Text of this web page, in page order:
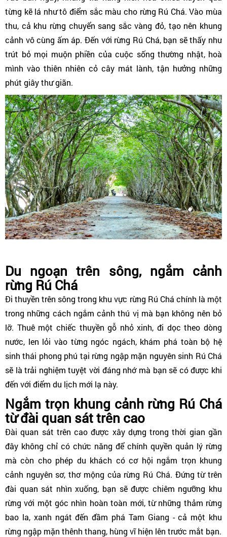
từng kẽ lá như tô điểm sắc màu cho rừng Rú Chá. Vào mùa
thu, cả khu rừng chuyển sang sắc vàng đỏ, tạo nên khung
cảnh vô cùng ấm áp. Đến với rừng Rú Chá, bạn sẽ thấy như
trút bỏ mọi muộn phiền của cuộc sống thường nhật, hoà
mình vào thiên nhiên cỏ cây mát lành, tận hưởng những
phút giây thư giãn.
Du ngoạn trên sông, ngắm cảnh
rừng Rú Chá
Đi thuyền trên sông trong khu vực rừng Rú Chá chính là một
trong những cách ngắm cảnh thú vị mà bạn không nên bỏ
lỡ. Thuê một chiếc thuyền gỗ nhỏ xinh, đi dọc theo dòng
nước, len lỏi vào từng ngóc ngách, khám phá toàn bộ hệ
sinh thái phong phú tại rừng ngập mặn nguyên sinh Rú Chá
sẽ là trải nghiệm tuyệt vời đáng nhớ mà bạn sẽ có được khi
đến với điểm du lịch mới lạ này.
Ngắm trọn khung cảnh rừng Rú Chá
từ đài quan sát trên cao
Đài quan sát trên cao được xây dựng trong thời gian gần
đây không chỉ có chức năng để chính quyền quản lý rừng
mà còn cho phép du khách có cơ hội ngắm trọn khung
cảnh nguyên sơ, thơ mộng của rừng Rú Chá. Đứng từ trên
đài quan sát nhìn xuống, bạn sẽ được chiêm ngưỡng khu
rừng với một góc nhìn hoàn toàn mới, từ những thảm rừng
bao la, xanh ngát đến đầm phá Tam Giang - cả một khu
rừng ngập mặn thênh thang, hùng vĩ hiện lên trước mắt bạn.